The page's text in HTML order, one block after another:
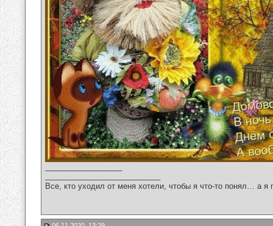
Все, кто уходил от меня хотели, чтобы я что-то понял… а